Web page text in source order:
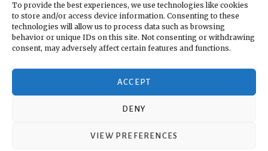
To provide the best experiences, we use technologies like cookies
to store and/or access device information. Consenting to these
technologies will allow us to process data such as browsing
behavior or unique IDs on this site. Not consenting or withdrawing
consent, may adversely affect certain features and functions.
ACCEPT
DENY
VIEW PREFERENCES
Propulsat cu mândrie de WordPress |Tema: Toujours de